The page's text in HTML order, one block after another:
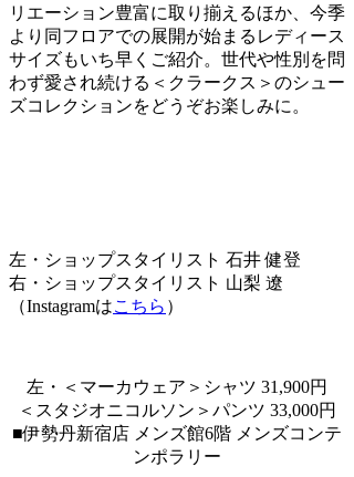
リエーション豊富に取り揃えるほか、今季
より同フロアでの展開が始まるレディース
サイズもいち早くご紹介。世代や性別を問
わず愛され続ける＜クラークス＞のシュー
ズコレクションをどうぞお楽しみに。
左・ショップスタイリスト 石井 健登
右・ショップスタイリスト 山梨 遼
（Instagramはこちら ）
左・＜マーカウェア＞シャツ 31,900円
＜スタジオニコルソン＞パンツ 33,000円
■伊勢丹新宿店 メンズ館6階 メンズコンテ
ンポラリー